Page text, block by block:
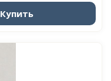
Купить